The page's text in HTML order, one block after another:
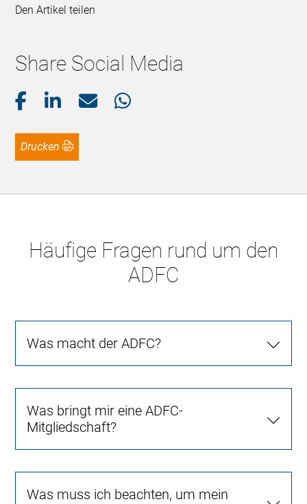
Den Artikel teilen
Share Social Media
Drucken
Häufige Fragen rund um den
ADFC
Was macht der ADFC?
Was bringt mir eine ADFC-
Mitgliedschaft?
Was muss ich beachten, um mein